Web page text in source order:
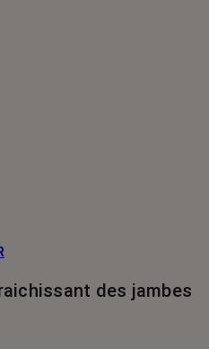
des jambes